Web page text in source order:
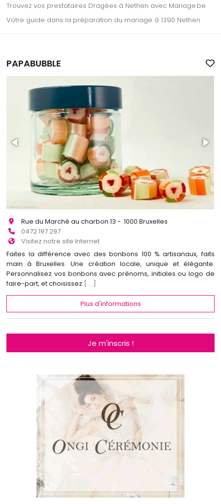
Trouvez vos prestataires Dragées à Nethen avec Mariage.be
Votre guide dans la préparation du mariage à 1390 Nethen
PAPABUBBLE
Rue du Marché au charbon 13 - 1000 Bruxelles
0472 197 297
Visitez notre site Internet
Faites la différence avec des bonbons 100 % artisanaux, faits
main à Bruxelles. Une création locale, unique et élégante.
Personnalisez vos bonbons avec prénoms, initiales ou logo de
faire-part, et choisissez
[...]
Plus d'informations
Je m'inscris !